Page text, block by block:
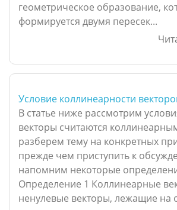
геометрическое образование,
формируется двумя пересек...
Условие коллинеарности
В статье ниже рассмотрим
векторы считаются
разберем тему на конкретных
прежде чем приступить к
напомним некоторые
Определение 1 Коллинеарные
ненулевые векторы, лежащие на